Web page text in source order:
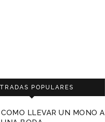
POPULARES
COMO LLEVAR UN MONO A